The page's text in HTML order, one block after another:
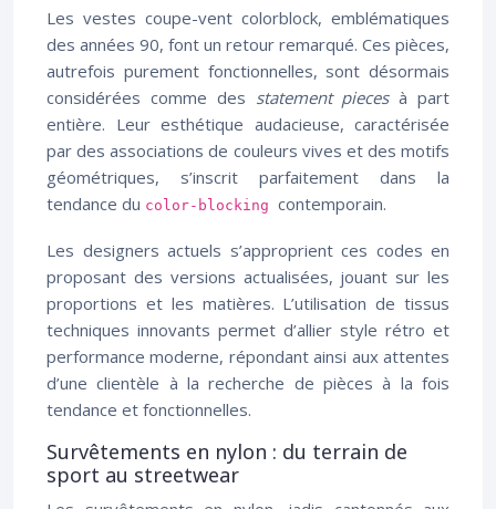
Les vestes coupe-vent colorblock, emblématiques
des années 90, font un retour remarqué. Ces pièces,
autrefois purement fonctionnelles, sont désormais
considérées comme des statement piecesà part
entière. Leur esthétique audacieuse, caractérisée
par des associations de couleurs vives et des motifs
géométriques, s’inscrit parfaitement dans la
tendance du color-blocking contemporain.
Les designers actuels s’approprient ces codes en
proposant des versions actualisées, jouant sur les
proportions et les matières. L’utilisation de tissus
techniques innovants permet d’allier style rétro et
performance moderne, répondant ainsi aux attentes
d’une clientèle à la recherche de pièces à la fois
tendance et fonctionnelles.
Survêtements en nylon : du terrain de
sport au streetwear